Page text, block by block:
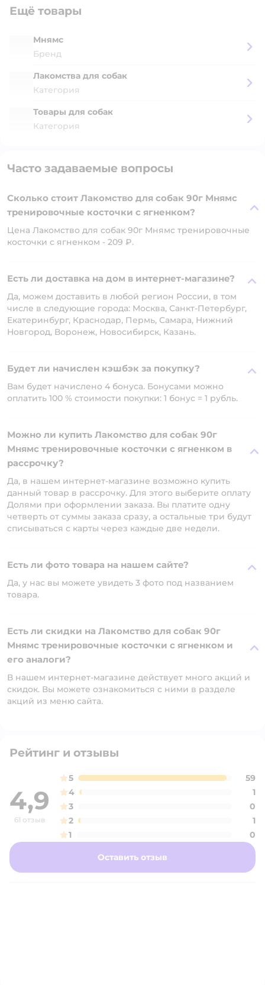
Ещё товары
Мнямс
Бренд
Лакомства для собак
Категория
Товары для собак
Категория
Часто задаваемые вопросы
Сколько стоит Лакомство для собак 90г Мнямс
тренировочные косточки с ягненком?
Цена Лакомство для собак 90г Мнямс тренировочные
косточки с ягненком - 209 ₽.
Есть ли доставка на дом в интернет-магазине?
Да, можем доставить в любой регион России, в том
числе в следующие города: Москва, Санкт-Петербург,
Екатеринбург, Краснодар, Пермь, Самара, Нижний
Новгород, Воронеж, Новосибирск, Казань.
Будет ли начислен кэшбэк за покупку?
Вам будет начислено 4 бонуса. Бонусами можно
оплатить 100 % стоимости покупки: 1 бонус = 1 рубль.
Можно ли купить Лакомство для собак 90г
Мнямс тренировочные косточки с ягненком в
рассрочку?
Да, в нашем интернет-магазине возможно купить
данный товар в рассрочку. Для этого выберите оплату
Долями при оформлении заказа. Вы платите одну
четверть от суммы заказа сразу, а остальные три будут
списываться с карты через каждые две недели.
Есть ли фото товара на нашем сайте?
Да, у нас вы можете увидеть 3 фото под названием
товара.
Есть ли скидки на Лакомство для собак 90г
Мнямс тренировочные косточки с ягненком и
его аналоги?
В нашем интернет-магазине действует много акций и
скидок. Вы можете ознакомиться с ними в разделе
акций из меню сайта.
Рейтинг и отзывы
4,9
61 отзыв
5
59
4
1
3
0
2
1
1
0
Оставить отзыв